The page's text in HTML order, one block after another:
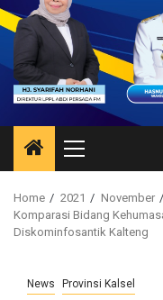
Primary
Menu
Home 2021 November
Komparasi Bidang
Diskominfosantik Kalteng
News Provinsi Kalsel